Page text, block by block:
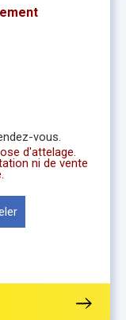
vous.
d'attelage.
ni de vente